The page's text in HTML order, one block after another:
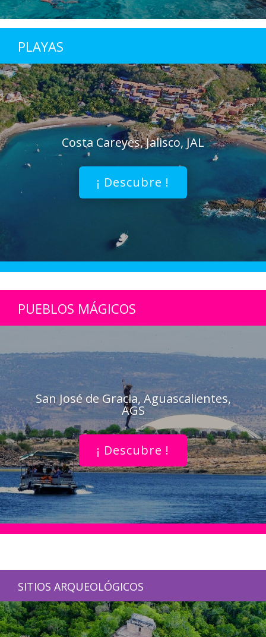
PLAYAS
Costa Careyes, Jalisco, JAL
¡ Descubre !
PUEBLOS MÁGICOS
San José de Gracia, Aguascalientes,
AGS
¡ Descubre !
SITIOS ARQUEOLÓGICOS